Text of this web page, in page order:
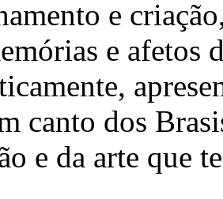
e
e afetos
canto dos
e da arte que